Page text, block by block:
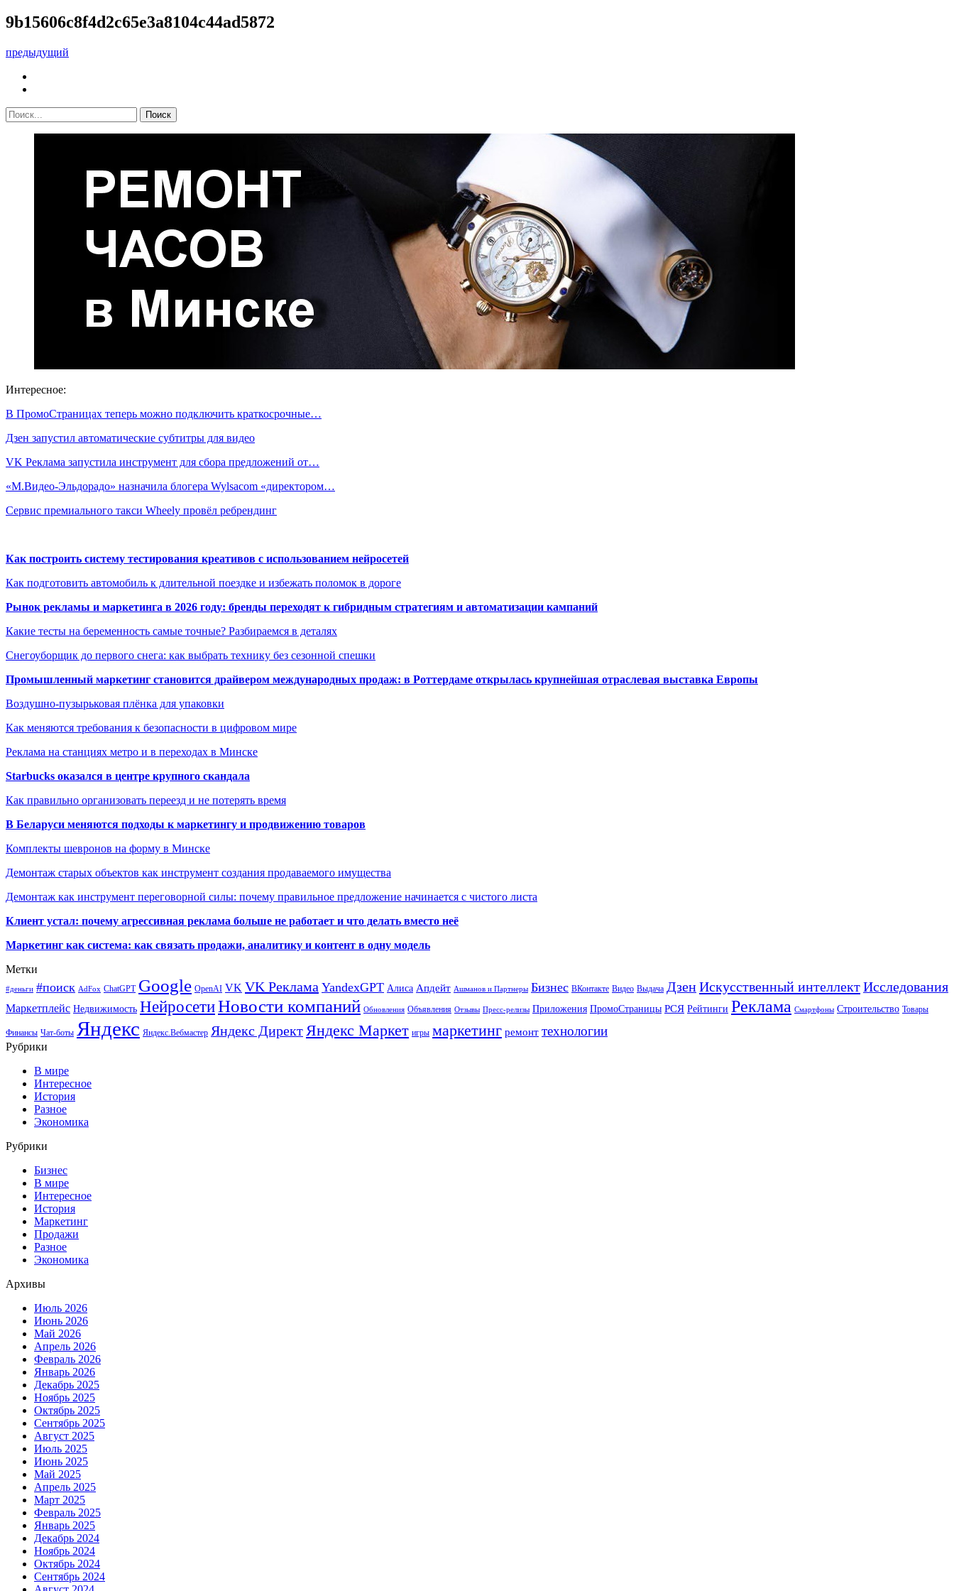
9b15606c8f4d2c65e3a8104c44ad5872
предыдущий
Интересное:
В ПромоСтраницах теперь можно подключить краткосрочные…
Дзен запустил автоматические субтитры для видео
VK Реклама запустила инструмент для сбора предложений от…
«М.Видео-Эльдорадо» назначила блогера Wylsacom «директором…
Сервис премиального такси Wheely провёл ребрендинг
Как построить систему тестирования креативов с использованием нейросетей
Как подготовить автомобиль к длительной поездке и избежать поломок в дороге
Рынок рекламы и маркетинга в 2026 году: бренды переходят к гибридным стратегиям и автоматизации кампаний
Какие тесты на беременность самые точные? Разбираемся в деталях
Снегоуборщик до первого снега: как выбрать технику без сезонной спешки
Промышленный маркетинг становится драйвером международных продаж: в Роттердаме открылась крупнейшая отраслевая выставка Европы
Воздушно-пузырьковая плёнка для упаковки
Как меняются требования к безопасности в цифровом мире
Реклама на станциях метро и в переходах в Минске
Starbucks оказался в центре крупного скандала
Как правильно организовать переезд и не потерять время
В Беларуси меняются подходы к маркетингу и продвижению товаров
Комплекты шевронов на форму в Минске
Демонтаж старых объектов как инструмент создания продаваемого имущества
Демонтаж как инструмент переговорной силы: почему правильное предложение начинается с чистого листа
Клиент устал: почему агрессивная реклама больше не работает и что делать вместо неё
Маркетинг как система: как связать продажи, аналитику и контент в одну модель
Метки
#деньги #поиск AdFox ChatGPT Google OpenAI VK VK Реклама YandexGPT Алиса Апдейт Ашманов и Партнеры Бизнес ВКонтакте Видео Выдача ДзенИскусственный интеллектИсследования
Маркетплейс Недвижимость НейросетиНовости компаний Обновления Объявления Отзывы Пресс-релизы Приложения ПромоСтраницы РСЯ Рейтинги Реклама Смартфоны Строительство Товары
Финансы Чат-боты Яндекс Яндекс.Вебмастер Яндекс Директ Яндекс Маркет игры маркетинг ремонт технологии
Рубрики
В мире
Интересное
История
Разное
Экономика
Рубрики
Бизнес
В мире
Интересное
История
Маркетинг
Продажи
Разное
Экономика
Архивы
Июль 2026
Июнь 2026
Май 2026
Апрель 2026
Февраль 2026
Январь 2026
Декабрь 2025
Ноябрь 2025
Октябрь 2025
Сентябрь 2025
Август 2025
Июль 2025
Июнь 2025
Май 2025
Апрель 2025
Март 2025
Февраль 2025
Январь 2025
Декабрь 2024
Ноябрь 2024
Октябрь 2024
Сентябрь 2024